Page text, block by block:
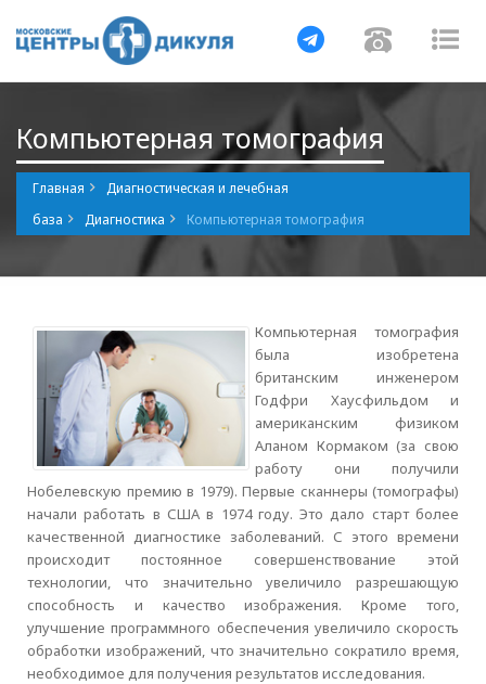
Навигация
Компьютерная томография
Главная
Диагностическая и лечебная
база
Диагностика Компьютерная томография
Компьютерная томография
была изобретена
британским инженером
Годфри Хаусфильдом и
американским физиком
Аланом Кормаком (за свою
работу они получили
Нобелевскую премию в 1979). Первые сканнеры (томографы)
начали работать в США в 1974 году. Это дало старт более
качественной диагностике заболеваний. С этого времени
происходит постоянное совершенствование этой
технологии, что значительно увеличило разрешающую
способность и качество изображения. Кроме того,
улучшение программного обеспечения увеличило скорость
обработки изображений, что значительно сократило время,
необходимое для получения результатов исследования.